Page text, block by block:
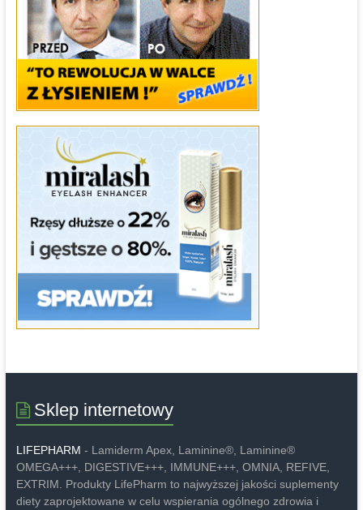
Sklep internetowy
LIFEPHARM - Lamiderm Apex, Laminine®, Laminine®
OMEGA+++, DIGESTIVE+++, IMMUNE+++, OMNIA, REFIVE,
EXTRIM. Produkty LifePharm to najwyższej jakości suplementy
diety zaprojektowane w celu wspierania ogólnego zdrowia i